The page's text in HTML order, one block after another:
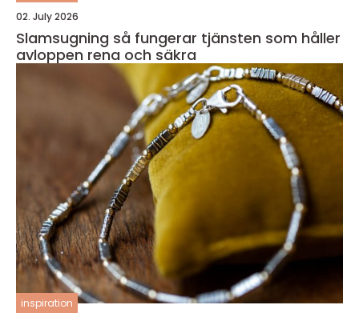
02. July 2026
Slamsugning så fungerar tjänsten som håller
avloppen rena och säkra
inspiration